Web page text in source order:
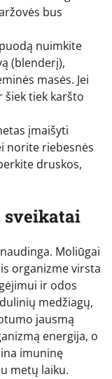
bus
nuimkite
(blenderį),
masės. Jei
tiek karšto
įmaišyti
norite riebesnės
druskos,
sveikatai
Moliūgai
organizme virsta
ir odos
medžiagų,
jausmą
energija, o
imuninę
metų laiku.